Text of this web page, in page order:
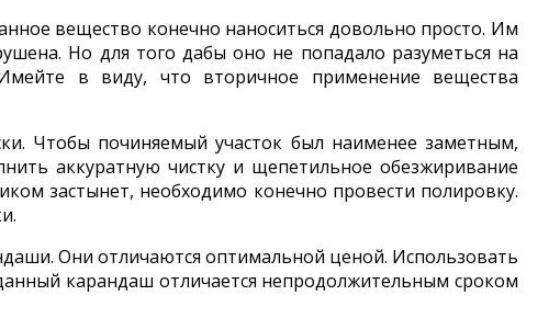
вещество конечно наноситься довольно просто. Им
Но для того дабы оно не попадало разуметься на
в виду, что вторичное применение вещества
Чтобы починяемый участок был наименее заметным,
аккуратную чистку и щепетильное обезжиривание
застынет, необходимо конечно провести полировку.
Они отличаются оптимальной ценой. Использовать
карандаш отличается непродолжительным сроком